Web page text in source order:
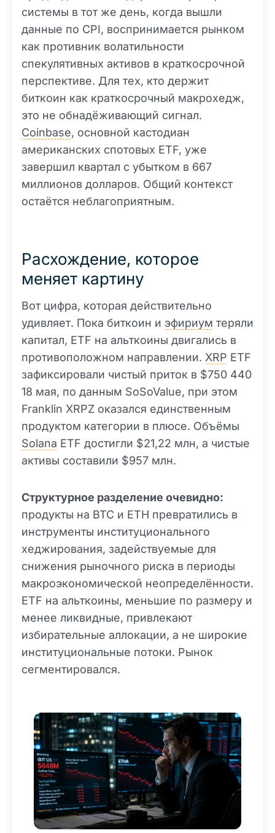
системы в тот же день, когда вышли
данные по CPI, воспринимается рынком
как противник волатильности
спекулятивных активов в краткосрочной
перспективе. Для тех, кто держит
биткоин как краткосрочный макрохедж,
это не обнадёживающий сигнал.
Coinbase, основной кастодиан
американских спотовых ETF, уже
завершил квартал с убытком в 667
миллионов долларов. Общий контекст
остаётся неблагоприятным.
Расхождение, которое
меняет картину
Вот цифра, которая действительно
удивляет. Пока биткоин и эфириум теряли
капитал, ETF на альткоины двигались в
противоположном направлении. XRP ETF
зафиксировали чистый приток в $750 440
18 мая, по данным SoSoValue, при этом
Franklin XRPZ оказался единственным
продуктом категории в плюсе. Объёмы
Solana ETF достигли $21,22 млн, а чистые
активы составили $957 млн.
Структурное разделение очевидно:
продукты на BTC и ETH превратились в
инструменты институционального
хеджирования, задействуемые для
снижения рыночного риска в периоды
макроэкономической неопределённости.
ETF на альткоины, меньшие по размеру и
менее ликвидные, привлекают
избирательные аллокации, а не широкие
институциональные потоки. Рынок
сегментировался.